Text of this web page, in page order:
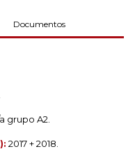
Documentos
grupo A2.
2017 + 2018.